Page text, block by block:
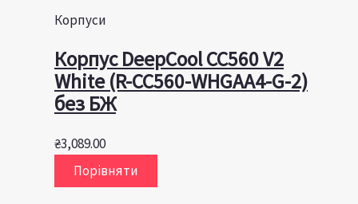
Корпуси
Корпус DeepCool CC560 V2
White (R-CC560-WHGAA4-G-2)
без БЖ
₴3,089.00
Порівняти